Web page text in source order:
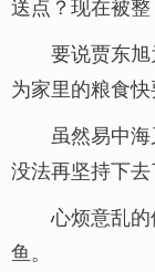
要说贾东
为家里的粮食快
虽然易中
没法再坚持下去
心烦意乱
鱼。